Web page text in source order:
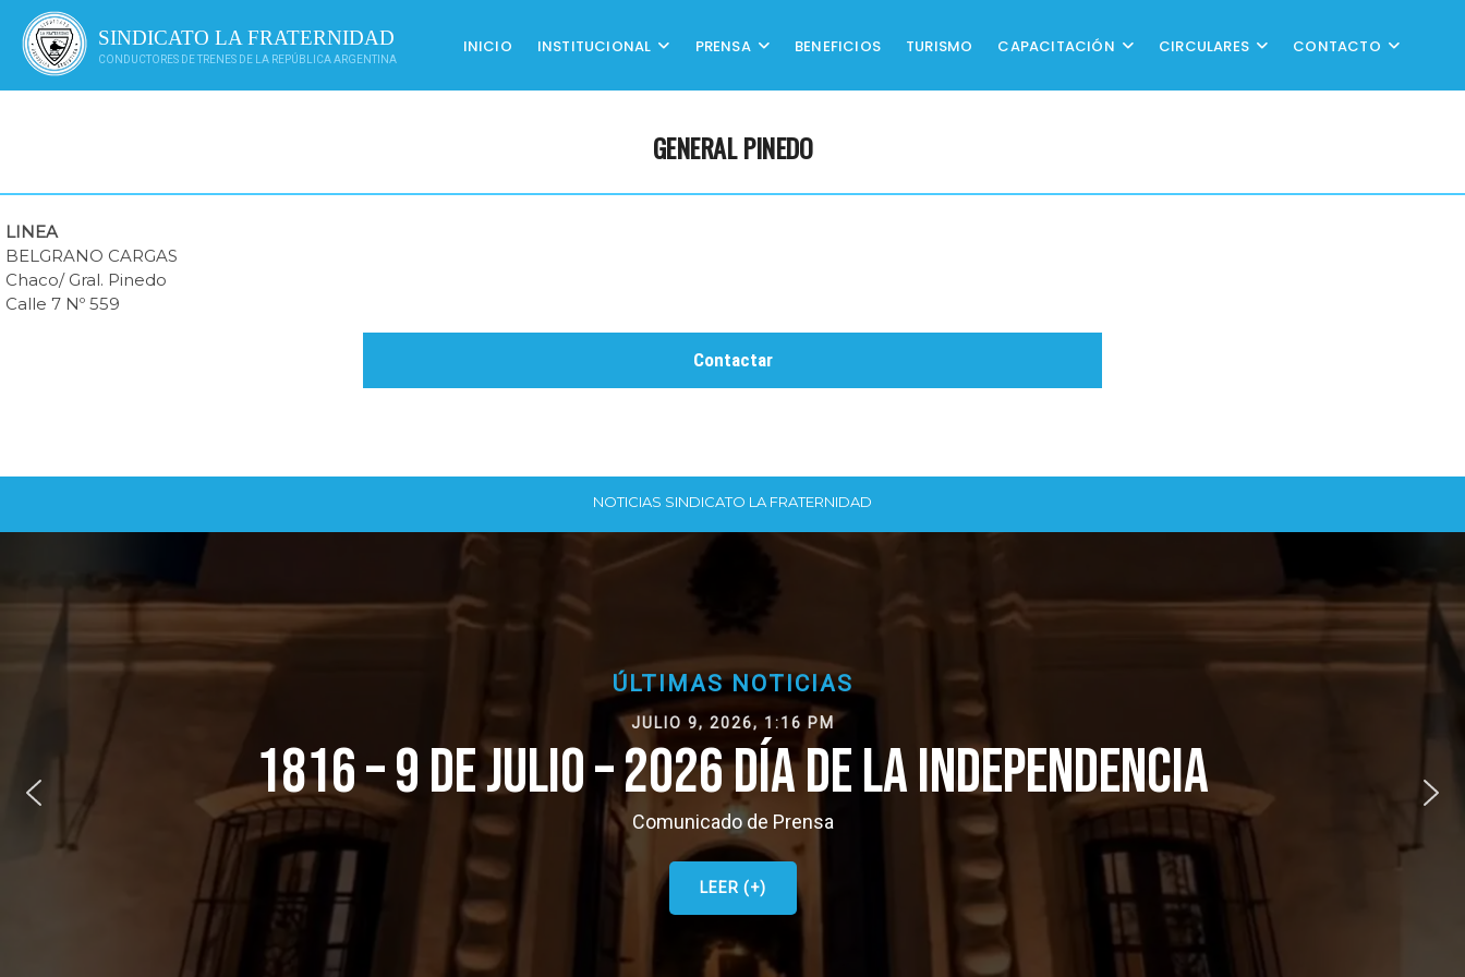
contenido
SINDICATO LA FRATERNIDAD
CONDUCTORES DE TRENES DE LA REPÚBLICA ARGENTINA
INICIO INSTITUCIONAL PRENSA BENEFICIOS TURISMO CAPACITACIÓN CIRCULARES CONTACTO
GENERAL PINEDO
LINEA
BELGRANO CARGAS
Chaco/ Gral. Pinedo
Calle 7 Nº 559
Contactar
NOTICIAS SINDICATO LA FRATERNIDAD
ÚLTIMAS NOTICIAS
JULIO 9, 2026, 1:16 PM
1816 – 9 DE JULIO – 2026 DÍA DE LA INDEPENDENCIA
Comunicado de Prensa
LEER (+)